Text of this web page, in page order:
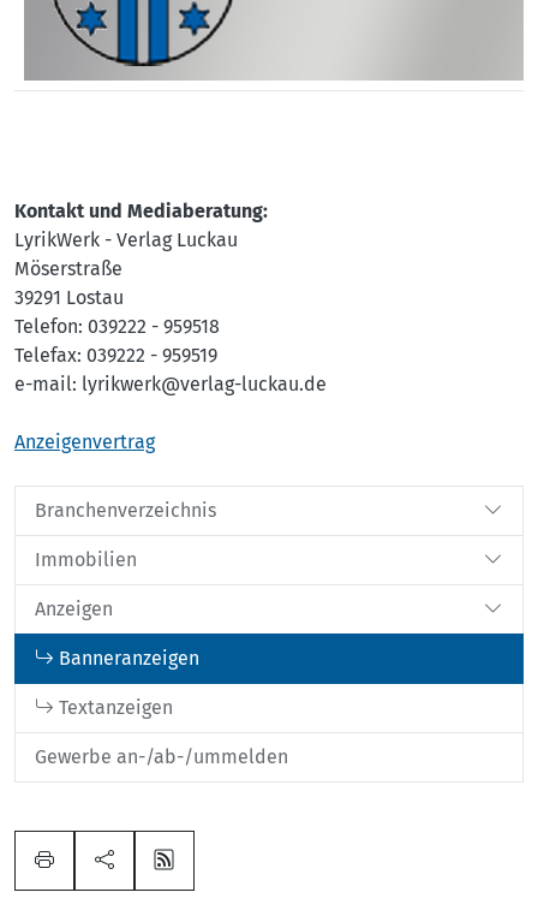
Kontakt und Mediaberatung:
LyrikWerk - Verlag Luckau
Möserstraße
39291 Lostau
Telefon: 039222 - 959518
Telefax: 039222 - 959519
e-mail: lyrikwerk@verlag-luckau.de
Anzeigenvertrag
Branchenverzeichnis
Immobilien
Anzeigen
Banneranzeigen
Textanzeigen
Gewerbe an-/ab-/ummelden